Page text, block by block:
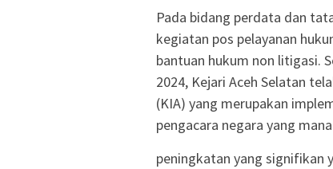
Pada bidang perdata dan
kegiatan pos pelayanan
bantuan hukum non litigasi.
2024, Kejari Aceh Selatan
(KIA) yang merupakan
pengacara negara yang
peningkatan yang signifikan